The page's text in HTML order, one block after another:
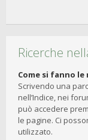
Ricerche
Come si fanno le
Scrivendo una
nell’Indice, nei
può accedere
le pagine. Ci
utilizzato.